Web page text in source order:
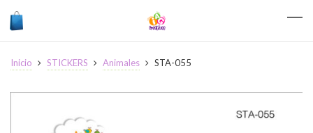
Inicio STICKERS Animales STA-055